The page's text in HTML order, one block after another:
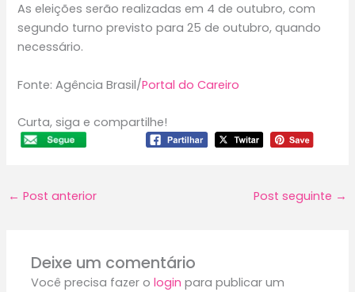
As eleições serão realizadas em 4 de outubro, com
segundo turno previsto para 25 de outubro, quando
necessário.
Fonte: Agência Brasil/Portal do Careiro
Curta, siga e compartilhe!
← Post anterior Post seguinte →
Deixe um comentário
Você precisa fazer ologin para publicar um